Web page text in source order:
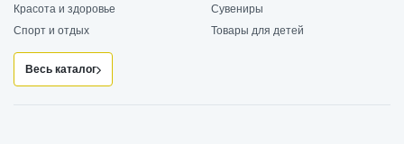
Красота и здоровье
Сувениры
Спорт и отдых
Товары для детей
Весь каталог